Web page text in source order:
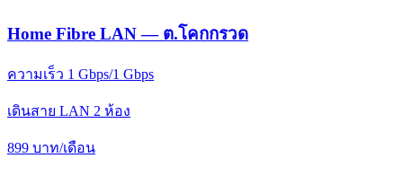
Home Fibre LAN — ต.โคกกรวด
ความเร็ว 1 Gbps/1 Gbps
เดินสาย LAN 2 ห้อง
899 บาท/เดือน